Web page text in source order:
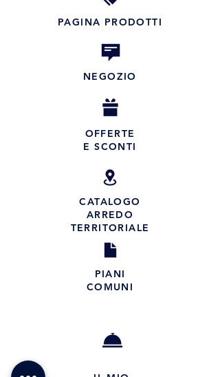
PAGINA PRODOTTI
NEGOZIO
OFFERTE
E SCONTI
CATALOGO
ARREDO
TERRITORIALE
PIANI
COMUNI